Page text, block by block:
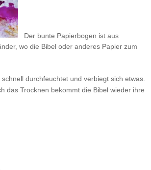
Der bunte Papierbogen ist aus
wo die Bibel oder anderes Papier zum
durchfeuchtet und verbiegt sich etwas.
das Trocknen bekommt die Bibel wieder ihre